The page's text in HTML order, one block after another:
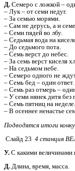
Д. Семеро с ложкой –
– Лук – от семи недуг.
– За семью морями.
– Сам не дерусь, а и
– Семи пядей во лбу.
– Седьмая вода на
– До седьмого пота.
– Семь верст до небес.
– За семь верст киселя
– На седьмом небе.
– Семеро одного не
– Семь бед – один ответ.
– Семь раз отмерь –
– У семи нянек дитя без
– Семь пятниц на неделе.
– В осеннее ненастье
Подводятся итоги
Слайд 23 4 станция
У. С какими величинами
Д. Длина, время, масса.